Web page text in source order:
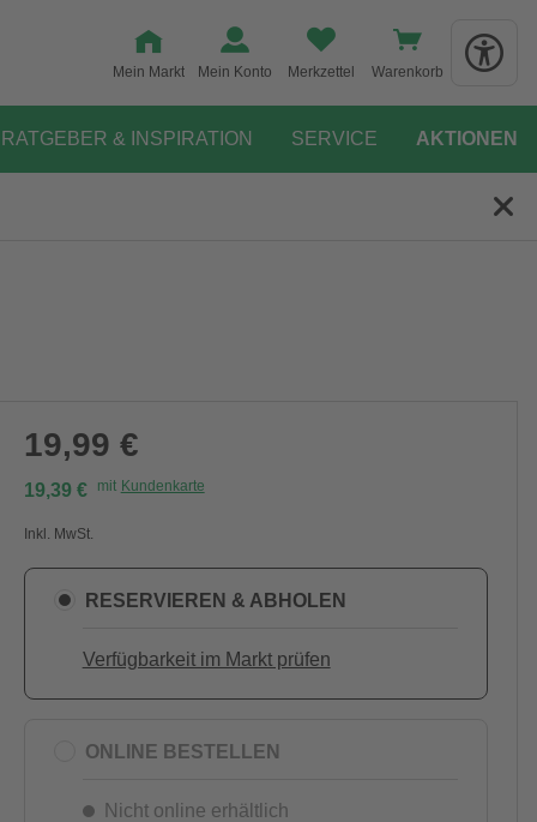
Mein Markt Mein Konto Merkzettel Warenkorb
RATGEBER & INSPIRATION SERVICE AKTIONEN
19,99 €
19,39 € mit Kundenkarte
Inkl. MwSt.
RESERVIEREN & ABHOLEN
Verfügbarkeit im Markt prüfen
ONLINE BESTELLEN
Nicht online erhältlich